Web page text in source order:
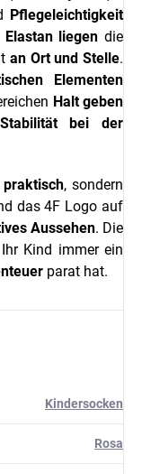
Pflegeleichtigkeit
Elastan liegen die
an Ort und Stelle.
Elementen
Halt geben
bei der
praktisch, sondern
das 4F Logo auf
Aussehen. Die
Kind immer ein
parat hat.
Kindersocken
Rosa